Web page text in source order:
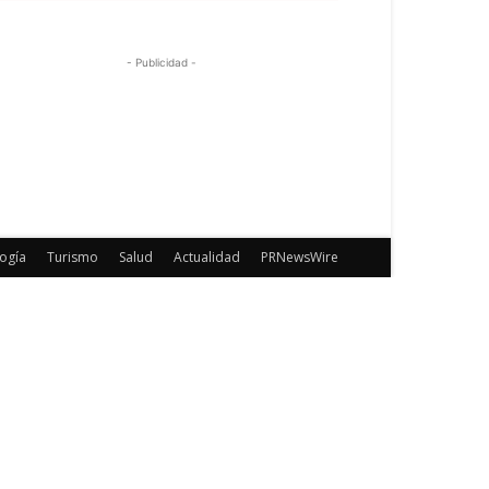
- Publicidad -
Turismo Salud Actualidad PRNewsWire